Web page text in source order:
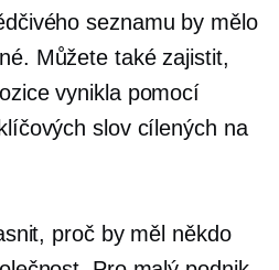
seznamu by mělo
Můžete také zajistit,
vynikla pomocí
slov cílených na
proč by měl někdo